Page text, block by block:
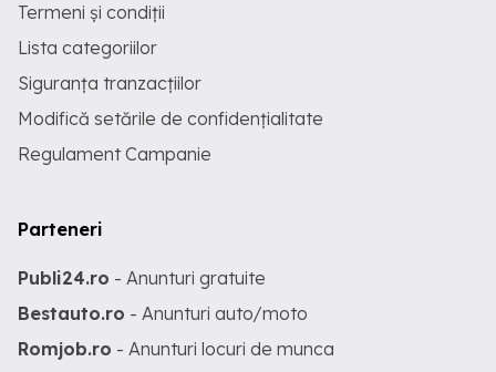
Termeni și condiții
Lista categoriilor
Siguranța tranzacțiilor
Modifică setările de confidențialitate
Regulament Campanie
Parteneri
Publi24.ro - Anunturi gratuite
Bestauto.ro - Anunturi auto/moto
Romjob.ro - Anunturi locuri de munca